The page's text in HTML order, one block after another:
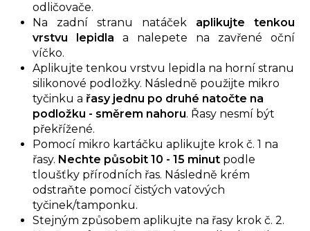
odličovače.
Na zadní stranu natáček aplikujte tenkou
vrstvu lepidla a nalepete na zavřené oční
víčko.
Aplikujte tenkou vrstvu lepidla na horní stranu
silikonové podložky. Následně použijte mikro
tyčinku a řasy jednu po druhé natočte na
podložku - směrem nahoru. Řasy nesmí být
překřížené.
Pomocí mikro kartáčku aplikujte krok č. 1 na
řasy. Nechte působit 10 - 15 minut podle
tloušťky přírodních řas. Následně krém
odstraňte pomocí čistých vatových
tyčinek/tamponku.
Stejným způsobem aplikujte na řasy krok č. 2.